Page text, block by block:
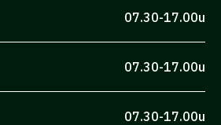
07.30-17.00u
07.30-17.00u
07.30-17.00u